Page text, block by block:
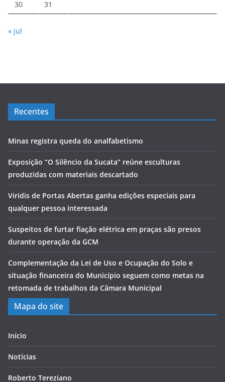
30 31
« jul
Recentes
Minas registra queda do analfabetismo
Exposição “O Silêncio da Sucata” reúne esculturas
produzidas com materiais descartado
Viridis de Portas Abertas ganha edições especiais para
qualquer pessoa interessada
Suspeitos de furtar fiação elétrica em praças são presos
durante operação da GCM
Complementação da Lei de Uso e Ocupação do Solo e
situação financeira do Município seguem como metas na
retomada de trabalhos da Câmara Municipal
Mapa do site
Início
Notícias
Roberto Tereziano